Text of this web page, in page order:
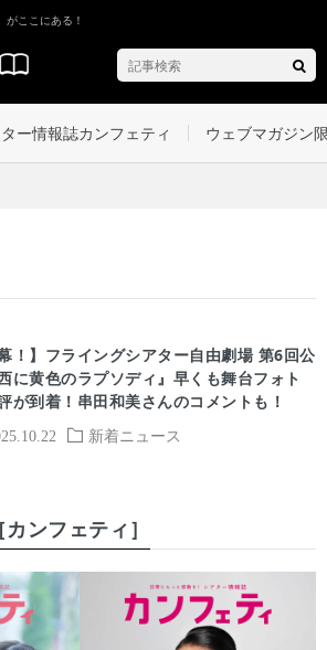
ここにある！
ー情報誌カンフェティ ウェブマガジン
新着ニュース
幕！】フライングシアター自由劇場 第6回公
に黄色のラプソディ』早くも舞台フォト
が到着！串田和美さんのコメントも！
ンフェティ］